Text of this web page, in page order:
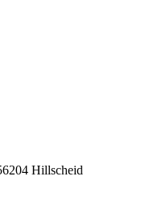
Hillscheid